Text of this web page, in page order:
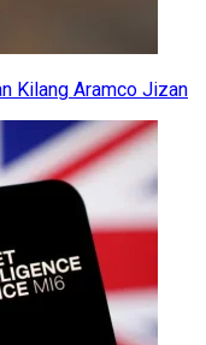
Kilang Aramco Jizan